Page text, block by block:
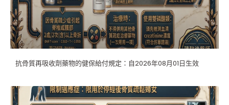
抗骨質再吸收劑藥物的健保給付規定：自2026年08月01日生效